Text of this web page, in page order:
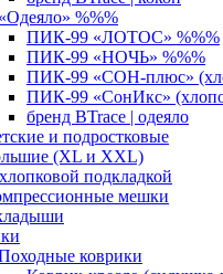
«Одеяло» %%%
ПИК-99 «ЛОТОС» %%%
ПИК-99 «НОЧЬ» %%%
ПИК-99 «СОН-плюс»
ПИК-99 «СонИкс»
бренд BTrace | одеяло
и подростковые
(XL и XXL)
подкладкой
мешки
коврики